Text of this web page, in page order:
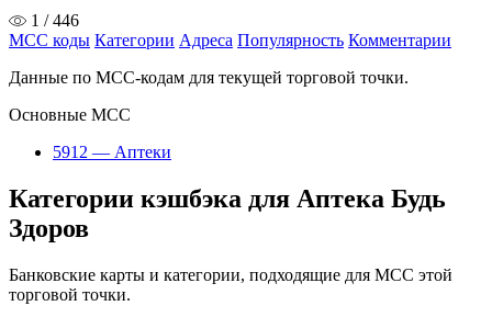
1 / 446
MCC коды Категории Адреса Популярность Комментарии
Данные по MCC-кодам для текущей торговой точки.
Основные MCC
5912 — Аптеки
Категории кэшбэка для Аптека Будь
Здоров
Банковские карты и категории, подходящие для MCC этой
торговой точки.